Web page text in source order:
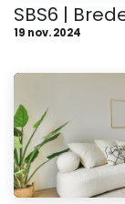
SBS6 |
19 nov. 2024